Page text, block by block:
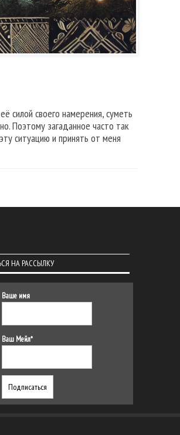
силой своего намерения, суметь
Поэтому загаданное часто так
ситуацию и принять от меня
НА РАССЫЛКУ
Ваше имя
Ваш Мейл*